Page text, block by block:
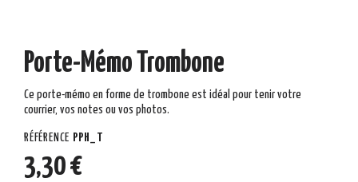
Porte-Mémo Trombone
Ce porte-mémo en forme de trombone est idéal pour tenir votre
courrier, vos notes ou vos photos.
RÉFÉRENCE PPH_T
3,30 €